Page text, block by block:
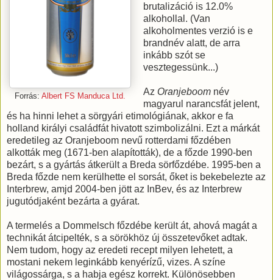
Forrás: Albert FS Manduca Ltd.
brutalizáció is 12.0%
alkohollal. (Van
alkoholmentes verzió is e
brandnév alatt, de arra
inkább szót se
vesztegessünk...)
Az Oranjeboomnév
magyarul narancsfát jelent,
és ha hinni lehet a sörgyári etimológiának, akkor e fa
holland királyi családfát hivatott szimbolizálni. Ezt a márkát
eredetileg az Oranjeboom nevű rotterdami főzdében
alkották meg (1671-ben alapították), de a főzde 1990-ben
bezárt, s a gyártás átkerült a Breda sörfőzdébe. 1995-ben a
Breda főzde nem kerülhette el sorsát, őket is bekebelezte az
Interbrew, amjd 2004-ben jött az InBev, és az Interbrew
jugutódjaként bezárta a gyárat.
A termelés a Dommelsch főzdébe került át, ahová magát a
technikát átcipelték, s a sörökhöz új összetevőket adtak.
Nem tudom, hogy az eredeti recept milyen lehetett, a
mostani nekem leginkább kenyérízű, vizes. A színe
világossárga, s a habja egész korrekt. Különösebben